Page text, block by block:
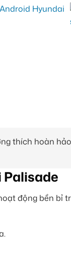
thích hoàn
động bền bỉ